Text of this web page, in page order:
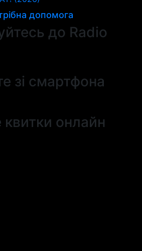
допомога
до Radio
зі смартфона
онлайн